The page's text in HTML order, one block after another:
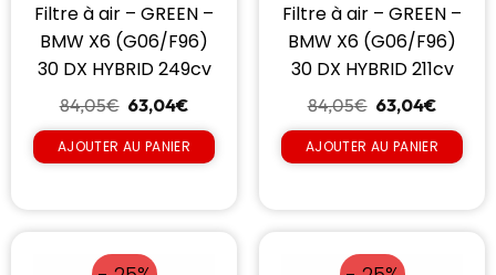
Filtre à air – GREEN –
BMW X6 (G06/F96)
30 DX HYBRID 249cv
84,05€ 63,04€
AJOUTER AU PANIER
Filtre à air – GREEN –
BMW X6 (G06/F96)
30 DX HYBRID 211cv
84,05€ 63,04€
AJOUTER AU PANIER